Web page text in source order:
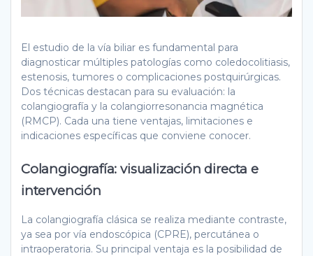
El estudio de la vía biliar es fundamental para
diagnosticar múltiples patologías como coledocolitiasis,
estenosis, tumores o complicaciones postquirúrgicas.
Dos técnicas destacan para su evaluación: la
colangiografía y la colangiorresonancia magnética
(RMCP). Cada una tiene ventajas, limitaciones e
indicaciones específicas que conviene conocer.
Colangiografía: visualización directa e
intervención
La colangiografía clásica se realiza mediante contraste,
ya sea por vía endoscópica (CPRE), percutánea o
intraoperatoria. Su principal ventaja es la posibilidad de